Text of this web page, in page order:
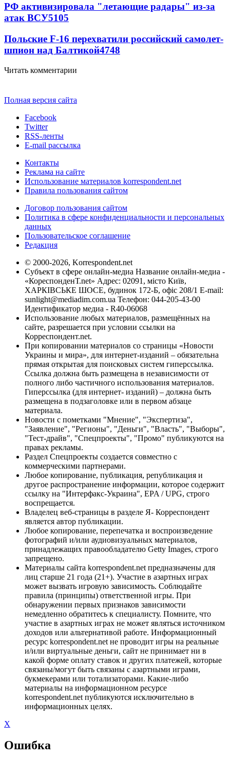
РФ активизировала "летающие радары" из-за
атак ВСУ5105
Польские F-16 перехватили российский самолет-
шпион над Балтикой4748
Читать комментарии
Полная версия сайта
Facebook
Twitter
RSS-ленты
E-mail рассылка
Контакты
Реклама на сайте
Использование материалов korrespondent.net
Правила пользования сайтом
Договор пользования сайтом
Политика в сфере конфиденциальности и персональных
данных
Пользовательское соглашение
Редакция
© 2000-2026, Korrespondent.net
Субъект в сфере онлайн-медиа Название онлайн-медиа -
«КореспонденТ.net» Адрес: 02091, місто Київ,
ХАРКІВСЬКЕ ШОСЕ, будинок 172-Б, офіс 208/1 E-mail:
sunlight@mediadim.com.ua Телефон: 044-205-43-00
Идентификатор медиа - R40-06068
Использование любых материалов, размещённых на
сайте, разрешается при условии ссылки на
Корреспондент.net.
При копировании материалов со страницы «Новости
Украины и мира», для интернет-изданий – обязательна
прямая открытая для поисковых систем гиперссылка.
Ссылка должна быть размещена в независимости от
полного либо частичного использования материалов.
Гиперссылка (для интернет- изданий) – должна быть
размещена в подзаголовке или в первом абзаце
материала.
Новости с пометками "Мнение", "Экспертиза",
"Заявление", "Регионы", "Деньги", "Власть", "Выборы",
"Тест-драйв", "Спецпроекты", "Промо" публикуются на
правах рекламы.
Раздел Спецпроекты создается совместно с
коммерческими партнерами.
Любое копирование, публикация, републикация и
другое распространение информации, которое содержит
ссылку на "Интерфакс-Украина", EPA / UPG, строго
воспрещается.
Владелец веб-страницы в разделе Я- Корреспондент
является автор публикации.
Любое копирование, перепечатка и воспроизведение
фотографий и/или аудиовизуальных материалов,
принадлежащих правообладателю Getty Images, строго
запрещено.
Материалы сайта korrespondent.net предназначены для
лиц старше 21 года (21+). Участие в азартных играх
может вызвать игровую зависимость. Соблюдайте
правила (принципы) ответственной игры. При
обнаружении первых признаков зависимости
немедленно обратитесь к специалисту. Помните, что
участие в азартных играх не может являться источником
доходов или альтернативой работе. Информационный
ресурс korrespondent.net не проводит игры на реальные
и/или виртуальные деньги, сайт не принимает ни в
какой форме оплату ставок и других платежей, которые
связаны/могут быть связаны с азартными играми,
букмекерами или тотализаторами. Какие-либо
материалы на информационном ресурсе
korrespondent.net публикуются исключительно в
информационных целях.
X
Ошибка